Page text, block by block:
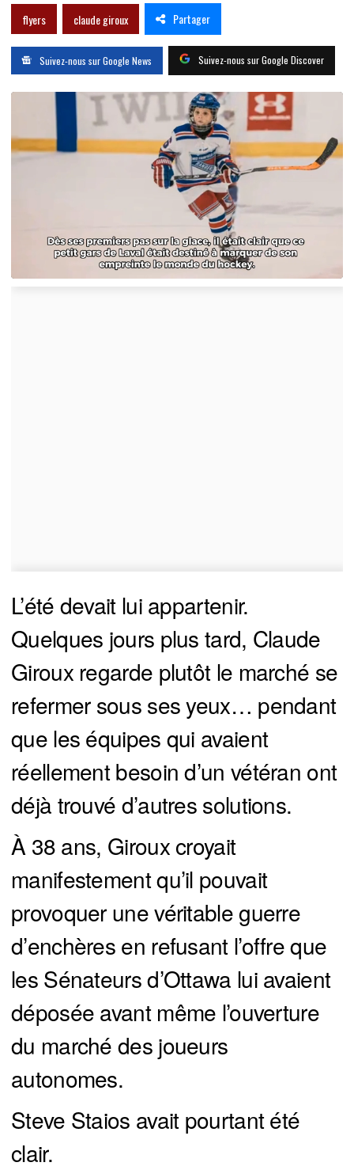
flyers claude giroux Partager
Suivez-nous sur Google News Suivez-nous sur Google Discover
L’été devait lui appartenir.
Quelques jours plus tard, Claude
Giroux regarde plutôt le marché se
refermer sous ses yeux… pendant
que les équipes qui avaient
réellement besoin d’un vétéran ont
déjà trouvé d’autres solutions.
À 38 ans, Giroux croyait
manifestement qu’il pouvait
provoquer une véritable guerre
d’enchères en refusant l’offre que
les Sénateurs d’Ottawa lui avaient
déposée avant même l’ouverture
du marché des joueurs
autonomes.
Steve Staios avait pourtant été
clair.